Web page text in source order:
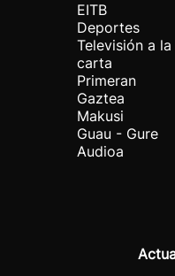
EITB
Deportes
Televisión a la
carta
Primeran
Gaztea
Makusi
Guau - Gure
Audioa